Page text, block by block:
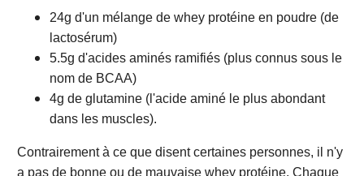
24g d'un mélange de whey protéine en poudre (de
lactosérum)
5.5g d'acides aminés ramifiés (plus connus sous le
nom de BCAA)
4g de glutamine (l'acide aminé le plus abondant
dans les muscles).
Contrairement à ce que disent certaines personnes, il n'y
a pas de bonne ou de mauvaise whey protéine. Chaque